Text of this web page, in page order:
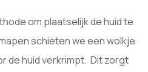
om plaatselijk de huid te
schieten we een wolkje
de huid verkrimpt. Dit zorgt